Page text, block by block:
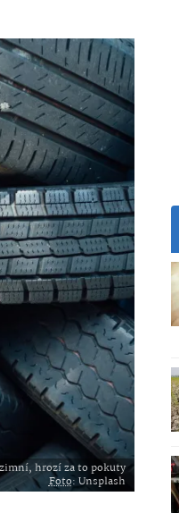
hrozí za to pokuty
Foto: Unsplash